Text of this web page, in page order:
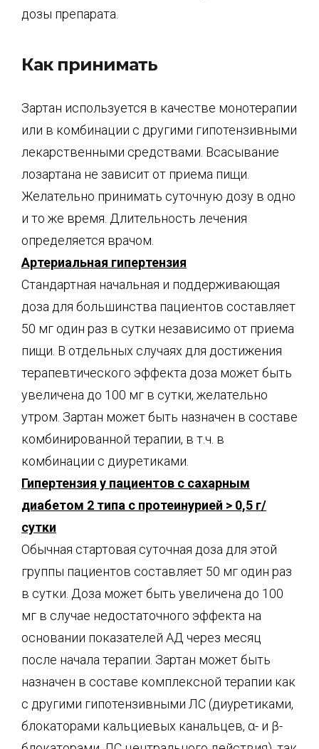
дозы препарата.
Как принимать
Зартан используется в качестве монотерапии
или в комбинации с другими гипотензивными
лекарственными средствами. Всасывание
лозартана не зависит от приема пищи.
Желательно принимать суточную дозу в одно
и то же время. Длительность лечения
определяется врачом.
Артериальная гипертензия
Стандартная начальная и поддерживающая
доза для большинства пациентов составляет
50 мг один раз в сутки независимо от приема
пищи. В отдельных случаях для достижения
терапевтического эффекта доза может быть
увеличена до 100 мг в сутки, желательно
утром. Зартан может быть назначен в составе
комбинированной терапии, в т.ч. в
комбинации с диуретиками.
Гипертензия у пациентов с сахарным
диабетом 2 типа с протеинурией > 0,5 г/
сутки
Обычная стартовая суточная доза для этой
группы пациентов составляет 50 мг один раз
в сутки. Доза может быть увеличена до 100
мг в случае недостаточного эффекта на
основании показателей АД через месяц
после начала терапии. Зартан может быть
назначен в составе комплексной терапии как
с другими гипотензивными ЛС (диуретиками,
блокаторами кальциевых канальцев, α- и β-